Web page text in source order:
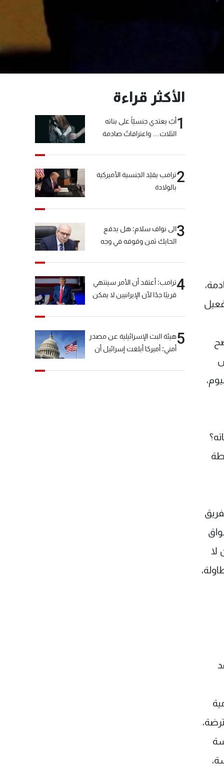
لا
الأكثر قراءة
1أبٌ يعتدي جنسيّاً على بناته
الثلاث… واعترافاتٌ صادمة
2ترامب يقيّد الجنسية الأميركية
بالولادة
3الى نواف سلام: هل يدفع
الحايك ثمن وقوفه في وجه
4ترامب: أعتقد أن الأمر سينتهي
قريبًا جدًا لأن الإيرانيين لا يمكن
5هيئة البث الإسرائيلية عن مصدر
أمني: أميركا أبلغت إسرائيل أن